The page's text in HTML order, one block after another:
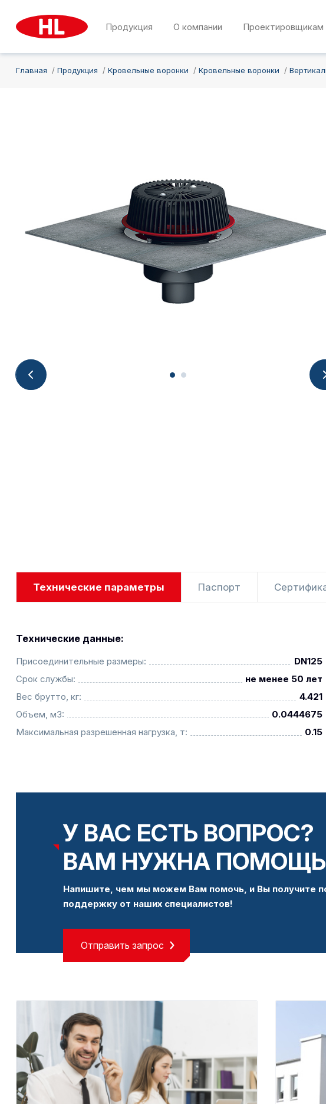
Продукция О компании Проектировщикам
Главная Продукция Кровельные воронки Кровельные воронки
Технические параметры Паспорт
Технические данные:
Присоединительные размеры:
DN125
Срок службы:
не менее 50 лет
Вес брутто, кг:
4.421
Объем, м3:
0.0444675
Максимальная разрешенная нагрузка, т:
0.15
У ВАС ЕСТЬ ВОПРОС?
ВАМ НУЖНА
Напишите, чем мы можем Вам помочь, и Вы получите
поддержку от наших специалистов!
Отправить запрос